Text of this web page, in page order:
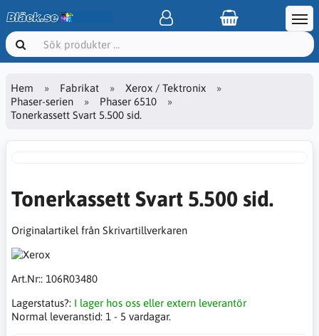
Hem Fabrikat
Xerox / Tektronix
Phaser-serien
Phaser 6510
Tonerkassett Svart 5.500 sid.
Tonerkassett Svart 5.500 sid.
Originalartikel från Skrivartillverkaren
Art.Nr:: 106R03480
Lagerstatus?: I lager hos oss eller extern leverantör
Normal leveranstid: 1 - 5 vardagar.